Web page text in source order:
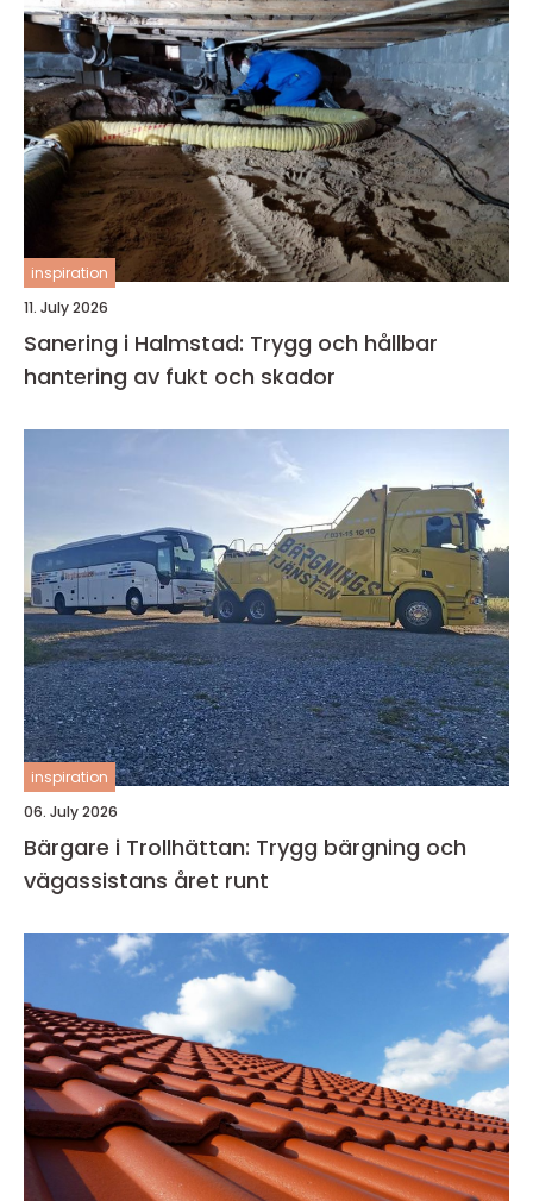
inspiration
11. July 2026
Sanering i Halmstad: Trygg och hållbar
hantering av fukt och skador
inspiration
06. July 2026
Bärgare i Trollhättan: Trygg bärgning och
vägassistans året runt